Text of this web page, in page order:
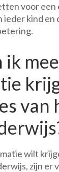
voor een
ieder kind en
ik
van
wilt
zijn er